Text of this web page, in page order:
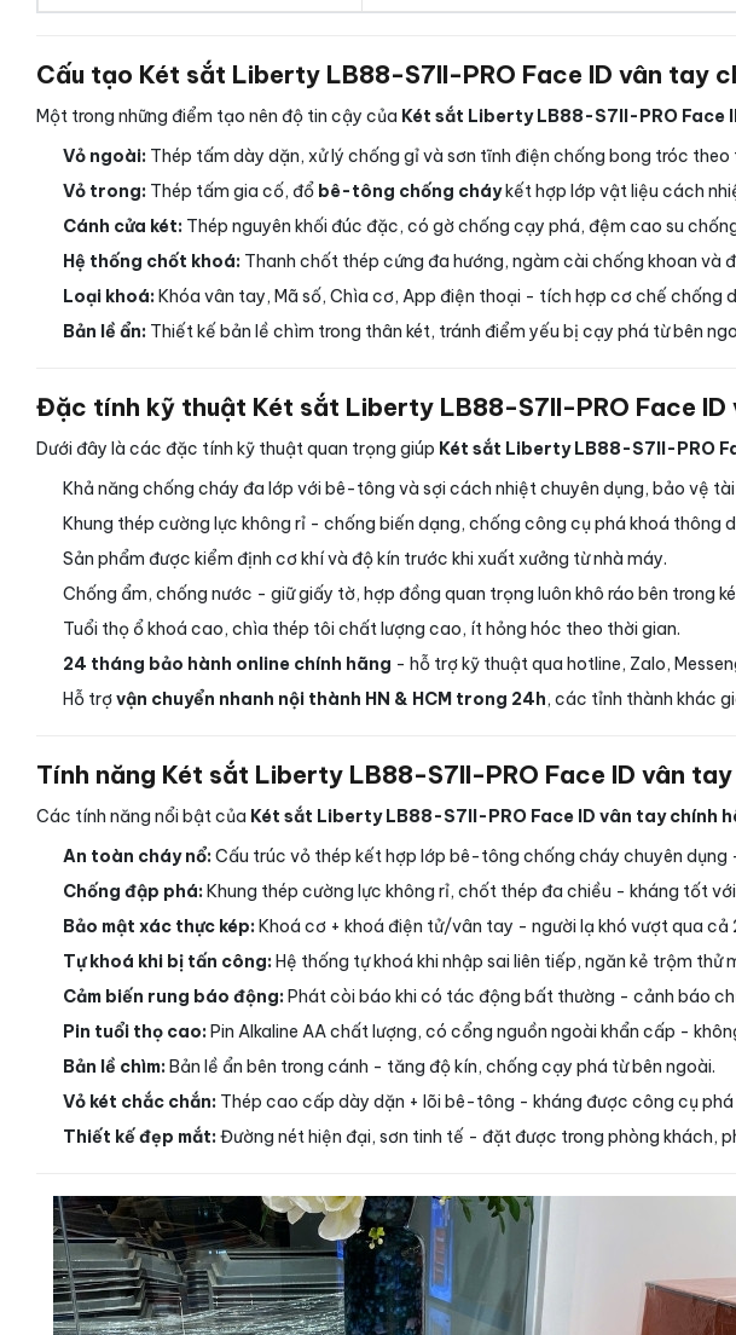
Cấu tạo Két sắt Liberty LB88-S7II-PRO Face ID vân tay
Một trong những điểm tạo nên độ tin cậy của Két sắt Liberty LB88-S7II-PRO Face
Vỏ ngoài: Thép tấm dày dặn, xử lý chống gỉ và sơn tĩnh điện chống bong tróc theo
Vỏ trong: Thép tấm gia cố, đổ bê-tông chống cháykết hợp lớp vật liệu cách
Cánh cửa két: Thép nguyên khối đúc đặc, có gờ chống cạy phá, đệm cao su
Hệ thống chốt khoá: Thanh chốt thép cứng đa hướng, ngàm cài chống khoan và
Loại khoá: Khóa vân tay, Mã số, Chìa cơ, App điện thoại - tích hợp cơ chế chống
Bản lề ẩn: Thiết kế bản lề chìm trong thân két, tránh điểm yếu bị cạy phá từ bên
Đặc tính kỹ thuật Két sắt Liberty LB88-S7II-PRO Face ID
Dưới đây là các đặc tính kỹ thuật quan trọng giúp Két sắt Liberty LB88-S7II-PRO
Khả năng chống cháy đa lớp với bê-tông và sợi cách nhiệt chuyên dụng, bảo vệ
Khung thép cường lực không rỉ - chống biến dạng, chống công cụ phá khoá thông
Sản phẩm được kiểm định cơ khí và độ kín trước khi xuất xưởng từ nhà máy.
Chống ẩm, chống nước - giữ giấy tờ, hợp đồng quan trọng luôn khô ráo bên trong
Tuổi thọ ổ khoá cao, chìa thép tôi chất lượng cao, ít hỏng hóc theo thời gian.
24 tháng bảo hành online chính hãng - hỗ trợ kỹ thuật qua hotline, Zalo,
Hỗ trợvận chuyển nhanh nội thành HN & HCM trong 24h, các tỉnh thành khác
Tính năng Két sắt Liberty LB88-S7II-PRO Face ID vân
Các tính năng nổi bật của Két sắt Liberty LB88-S7II-PRO Face ID vân tay chính
An toàn cháy nổ: Cấu trúc vỏ thép kết hợp lớp bê-tông chống cháy chuyên dụng
Chống đập phá: Khung thép cường lực không rỉ, chốt thép đa chiều - kháng tốt
Bảo mật xác thực kép: Khoá cơ + khoá điện tử/vân tay - người lạ khó vượt qua cả
Tự khoá khi bị tấn công: Hệ thống tự khoá khi nhập sai liên tiếp, ngăn kẻ trộm thử
Cảm biến rung báo động: Phát còi báo khi có tác động bất thường - cảnh báo
Pin tuổi thọ cao: Pin Alkaline AA chất lượng, có cổng nguồn ngoài khẩn cấp -
Bản lề chìm: Bản lề ẩn bên trong cánh - tăng độ kín, chống cạy phá từ bên ngoài.
Vỏ két chắc chắn: Thép cao cấp dày dặn + lõi bê-tông - kháng được công cụ phá
Thiết kế đẹp mắt: Đường nét hiện đại, sơn tinh tế - đặt được trong phòng khách,